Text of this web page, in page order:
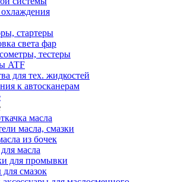
стартеры
света фар
тестеры
ATF
для тех. жидкостей
к автосканерам
масла
масла, смазки
из бочек
масла
для промывки
смазок